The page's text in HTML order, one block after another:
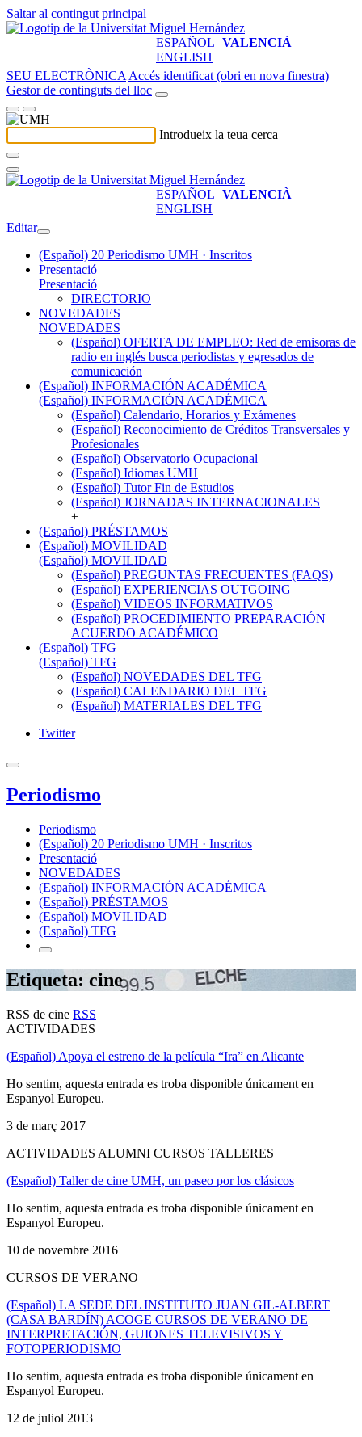
Saltar al contingut principal
ESPAÑOL VALENCIÀ
ENGLISH
SEU ELECTRÒNICA Accés identificat (obri en nova finestra)
Gestor de continguts del lloc
Introdueix la teua cerca
ESPAÑOL VALENCIÀ
ENGLISH
Editar
(Español) 20 Periodismo UMH · Inscritos
Presentació
Presentació
DIRECTORIO
NOVEDADES
NOVEDADES
(Español) OFERTA DE EMPLEO: Red de emisoras de
radio en inglés busca periodistas y egresados de
comunicación
(Español) INFORMACIÓN ACADÉMICA
(Español) INFORMACIÓN ACADÉMICA
(Español) Calendario, Horarios y Exámenes
(Español) Reconocimiento de Créditos Transversales y
Profesionales
(Español) Observatorio Ocupacional
(Español) Idiomas UMH
(Español) Tutor Fin de Estudios
(Español) JORNADAS INTERNACIONALES
+
(Español) PRÉSTAMOS
(Español) MOVILIDAD
(Español) MOVILIDAD
(Español) PREGUNTAS FRECUENTES (FAQS)
(Español) EXPERIENCIAS OUTGOING
(Español) VIDEOS INFORMATIVOS
(Español) PROCEDIMIENTO PREPARACIÓN
ACUERDO ACADÉMICO
(Español) TFG
(Español) TFG
(Español) NOVEDADES DEL TFG
(Español) CALENDARIO DEL TFG
(Español) MATERIALES DEL TFG
Twitter
Periodismo
Periodismo
(Español) 20 Periodismo UMH · Inscritos
Presentació
NOVEDADES
(Español) INFORMACIÓN ACADÉMICA
(Español) PRÉSTAMOS
(Español) MOVILIDAD
(Español) TFG
Etiqueta: cine
RSS de cine RSS
ACTIVIDADES
(Español) Apoya el estreno de la película “Ira” en Alicante
Ho sentim, aquesta entrada es troba disponible únicament en
Espanyol Europeu.
3 de març 2017
ACTIVIDADES ALUMNI CURSOS TALLERES
(Español) Taller de cine UMH, un paseo por los clásicos
Ho sentim, aquesta entrada es troba disponible únicament en
Espanyol Europeu.
10 de novembre 2016
CURSOS DE VERANO
(Español) LA SEDE DEL INSTITUTO JUAN GIL-ALBERT
(CASA BARDÍN) ACOGE CURSOS DE VERANO DE
INTERPRETACIÓN, GUIONES TELEVISIVOS Y
FOTOPERIODISMO
Ho sentim, aquesta entrada es troba disponible únicament en
Espanyol Europeu.
12 de juliol 2013